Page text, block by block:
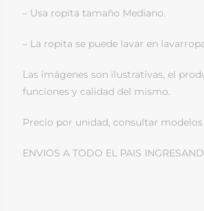
– Usa ropita tamaño Mediano.
– La ropita se puede lavar en
Las imágenes son ilustrativas, el
funciones y calidad del mismo.
Precio por unidad, consultar
ENVIOS A TODO EL PAIS